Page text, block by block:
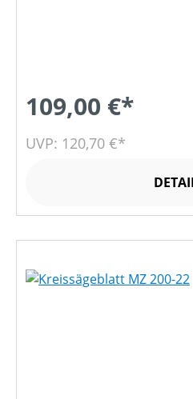
109,00 €*
UVP: 120,70 €*